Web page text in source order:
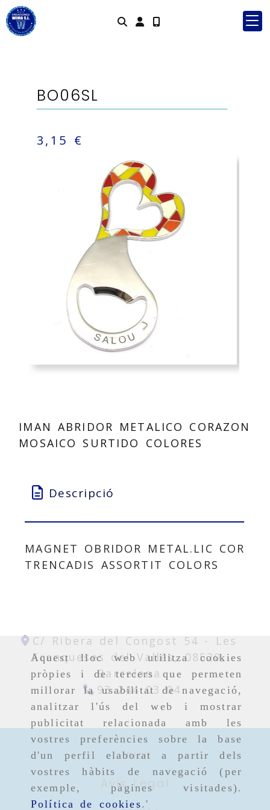
Aquest lloc web utilitza cookies
pròpies i de tercers que permeten
millorar la usabilitat de navegació,
analitzar l'ús del web i mostrar
publicitat relacionada amb les
vostres preferències sobre la base
d'un perfil elaborat a partir dels
vostres hàbits de navegació (per
exemple, pàgines visitades).
Política de cookies.'
Identifícat
BO06SL
3,15 €
IMAN ABRIDOR METALICO CORAZON
MOSAICO SURTIDO COLORES
Descripció
MAGNET OBRIDOR METAL.LIC COR
TRENCADIS ASSORTIT COLORS
C/ Ribera del Congost 54 -
Les
Franqueses del Vallés,08520,
Barcelona
93 244 03 04
Inici
Avís Legal